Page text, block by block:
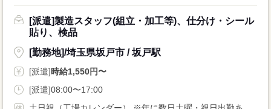
[派遣]製造スタッフ(組立・加工等)、仕分け・シール
貼り、検品
[勤務地]/埼玉県坂戸市 / 坂戸駅
[派遣]時給1,550円〜
[派遣]08:00〜17:00